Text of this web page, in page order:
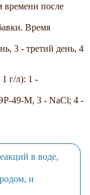
после
Время
3 - третий день, 4
г/л): 1 -
49-М, 3 - NaCl; 4 -
в воде,
и